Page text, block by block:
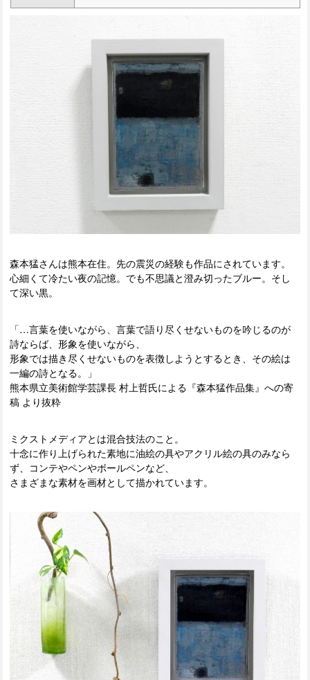
森本猛さんは熊本在住。先の震災の経験も作品にされています。
心細くて冷たい夜の記憶。でも不思議と澄み切ったブルー。そし
て深い黒。
「…言葉を使いながら、言葉で語り尽くせないものを吟じるのが
詩ならば、形象を使いながら、
形象では描き尽くせないものを表徴しようとするとき、その絵は
一編の詩となる。」
熊本県立美術館学芸課長 村上哲氏による『森本猛作品集』への寄
稿 より抜粋
ミクストメディアとは混合技法のこと。
十念に作り上げられた素地に油絵の具やアクリル絵の具のみなら
ず、コンテやペンやボールペンなど、
さまざまな素材を画材として描かれています。